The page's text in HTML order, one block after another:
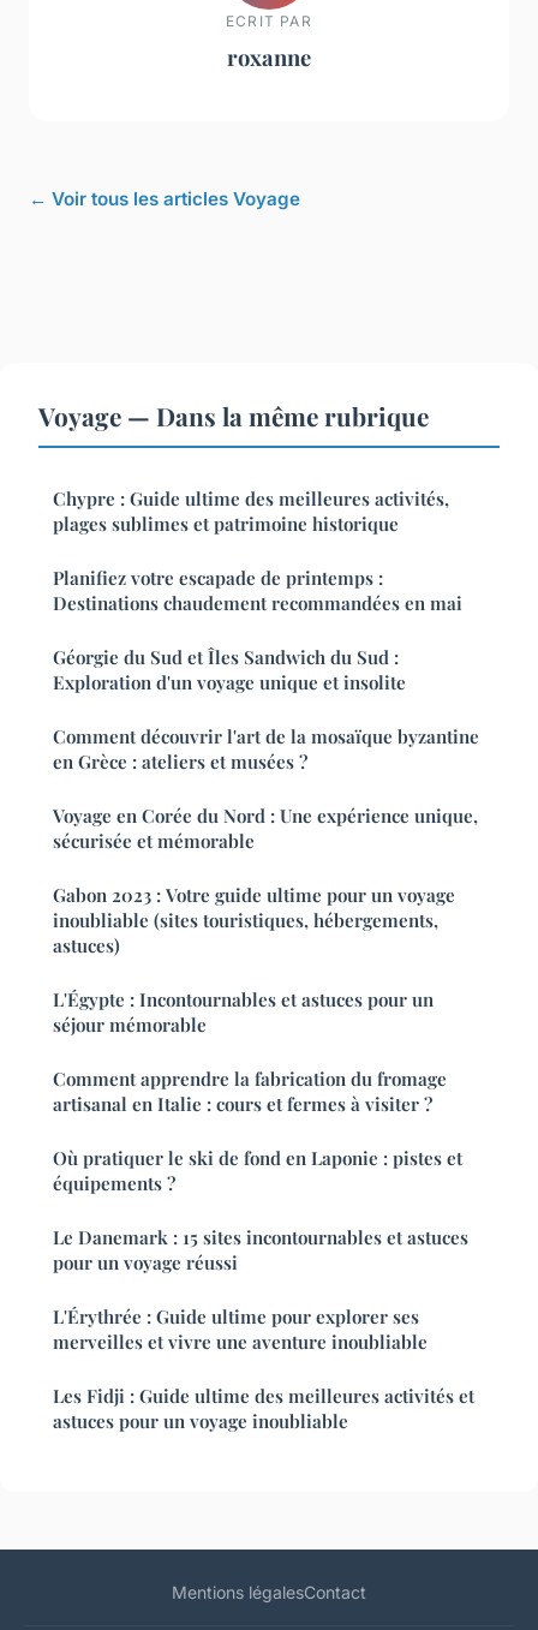
ECRIT PAR
roxanne
← Voir tous les articles Voyage
Voyage — Dans la même rubrique
Chypre : Guide ultime des meilleures activités,
plages sublimes et patrimoine historique
Planifiez votre escapade de printemps :
Destinations chaudement recommandées en mai
Géorgie du Sud et Îles Sandwich du Sud :
Exploration d'un voyage unique et insolite
Comment découvrir l'art de la mosaïque byzantine
en Grèce : ateliers et musées ?
Voyage en Corée du Nord : Une expérience unique,
sécurisée et mémorable
Gabon 2023 : Votre guide ultime pour un voyage
inoubliable (sites touristiques, hébergements,
astuces)
L'Égypte : Incontournables et astuces pour un
séjour mémorable
Comment apprendre la fabrication du fromage
artisanal en Italie : cours et fermes à visiter ?
Où pratiquer le ski de fond en Laponie : pistes et
équipements ?
Le Danemark : 15 sites incontournables et astuces
pour un voyage réussi
L'Érythrée : Guide ultime pour explorer ses
merveilles et vivre une aventure inoubliable
Les Fidji : Guide ultime des meilleures activités et
astuces pour un voyage inoubliable
Mentions légalesContact